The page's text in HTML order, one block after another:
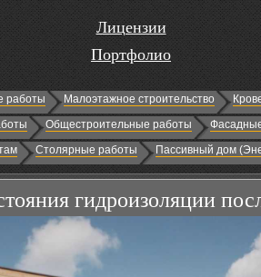
Лицензии
Портфолио
работы Малоэтажное строительство
Общестроительные работы
Столярные работы Пассивный дом
гидроизоляции